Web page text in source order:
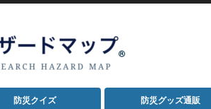
防災クイズ 防災グッズ通販